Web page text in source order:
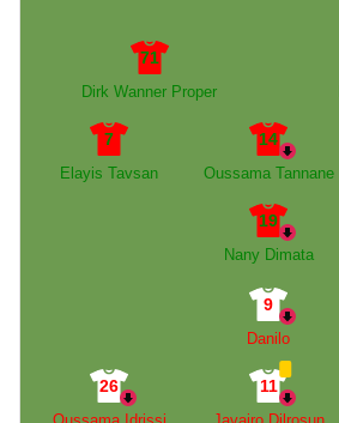
71
Dirk Wanner Proper
7
Elayis Tavsan
14
Oussama Tannane
19
Nany Dimata
9
Danilo
26
11